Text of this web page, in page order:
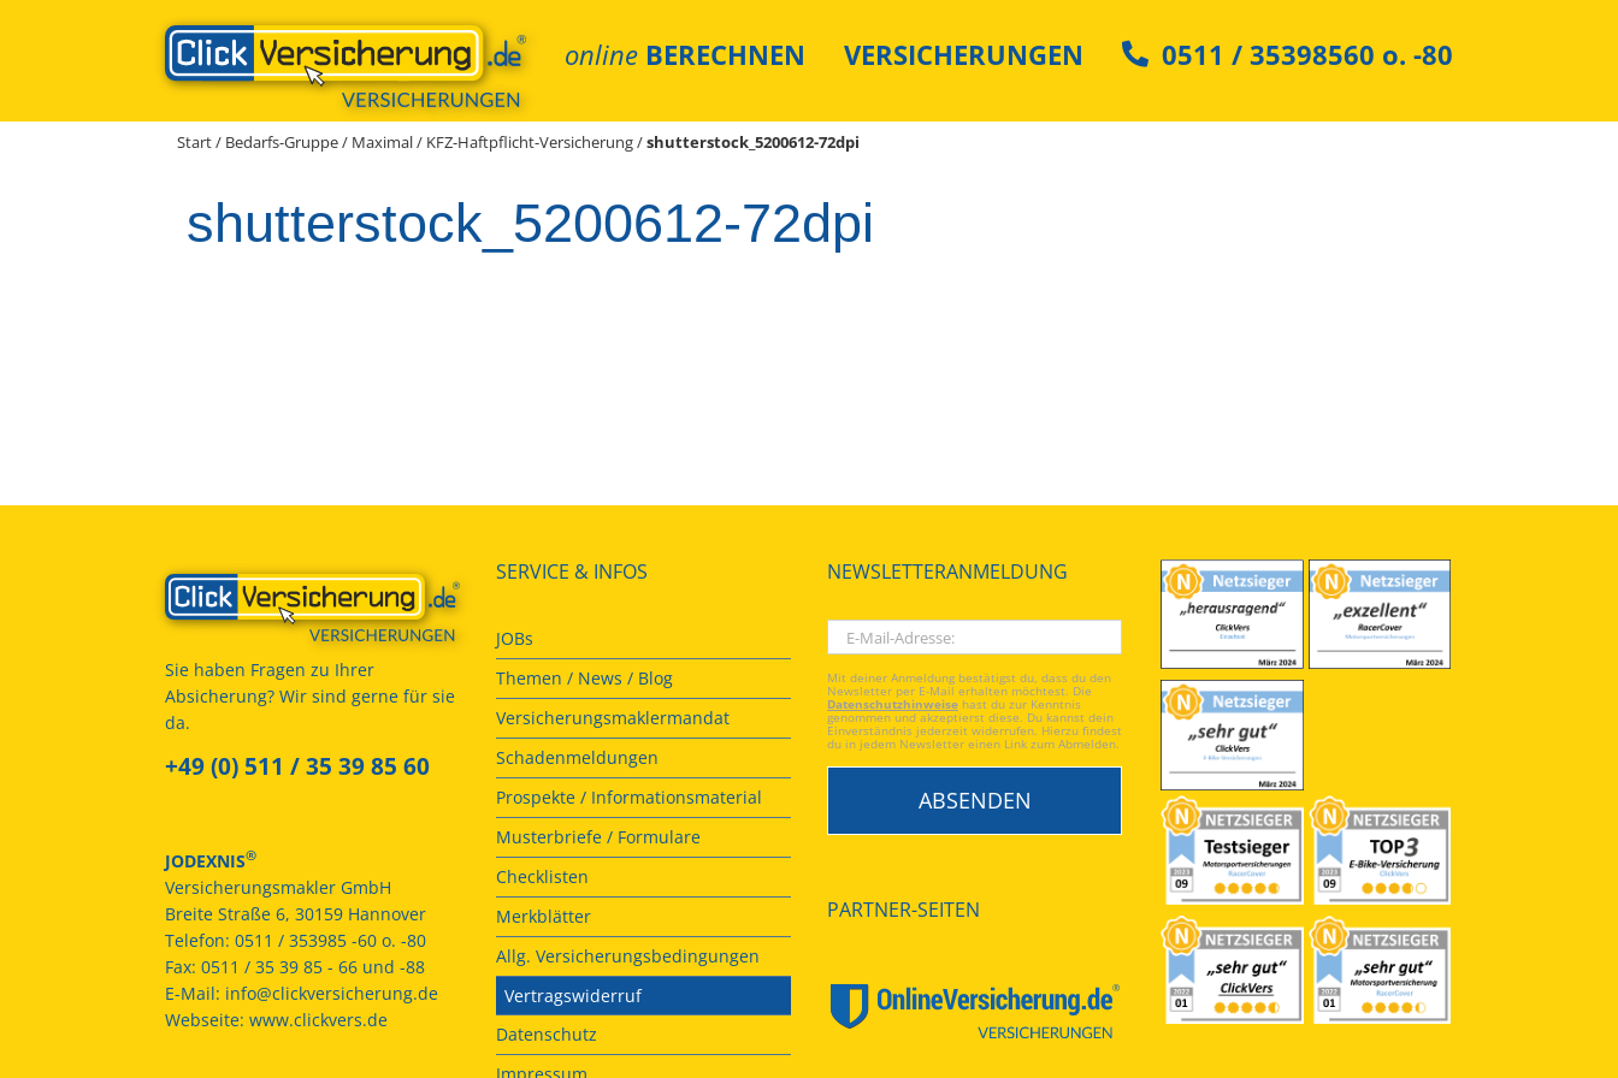
online BERECHNEN VERSICHERUNGEN 0511 / 35398560 o. -80
Start/ Bedarfs-Gruppe/ Maximal/ KFZ-Haftpflicht-Versicherung/shutterstock_5200612-72dpi
shutterstock_5200612-72dpi
Sie haben Fragen zu Ihrer
Absicherung? Wir sind gerne für sie
da.
+49 (0) 511 / 35 39 85 60
JODEXNIS®
Versicherungsmakler GmbH
Breite Straße 6, 30159 Hannover
Telefon: 0511 / 353985 -60 o. -80
Fax: 0511 / 35 39 85 - 66 und -88
E-Mail: info@clickversicherung.de
Webseite: www.clickvers.de
SERVICE & INFOS
JOBs
Themen / News / Blog
Versicherungsmaklermandat
Schadenmeldungen
Prospekte / Informationsmaterial
Musterbriefe / Formulare
Checklisten
Merkblätter
Allg. Versicherungsbedingungen
Vertragswiderruf
Datenschutz
NEWSLETTERANMELDUNG
Mit deiner Anmeldung bestätigst du, dass du den
Newsletter per E-Mail erhalten möchtest. Die
Datenschutzhinweise hast du zur Kenntnis
genommen und akzeptierst diese. Du kannst dein
Einverständnis jederzeit widerrufen. Hierzu findest
du in jedem Newsletter einen Link zum Abmelden.
PARTNER-SEITEN